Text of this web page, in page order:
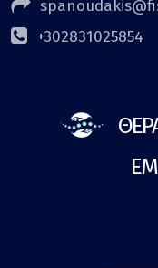
+302831025854